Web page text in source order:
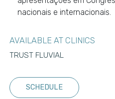
nacionais e internacionais.
AVAILABLE AT CLINICS
TRUST FLUVIAL
SCHEDULE